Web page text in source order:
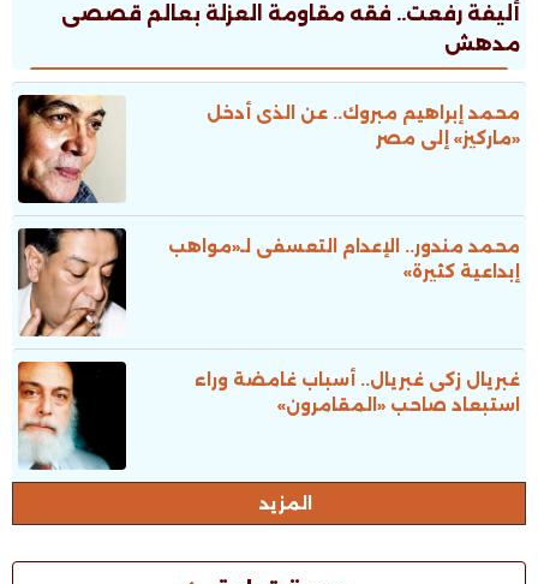
أليفة رفعت.. فقه مقاومة العزلة بعالم قصصى
مدهش
محمد إبراهيم مبروك.. عن الذى أدخل
«ماركيز» إلى مصر
محمد مندور.. الإعدام التعسفى لـ«مواهب
إبداعية كثيرة»
غبريال زكى غبريال.. أسباب غامضة وراء
استبعاد صاحب «المقامرون»
المزيد